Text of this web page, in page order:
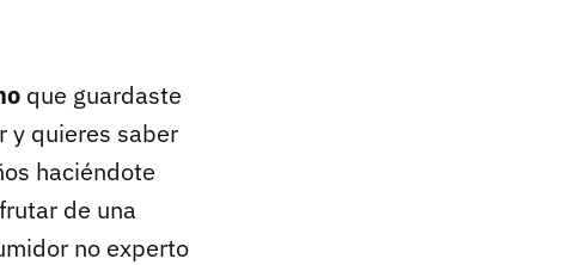
que guardaste
y quieres saber
haciéndote
de una
no experto